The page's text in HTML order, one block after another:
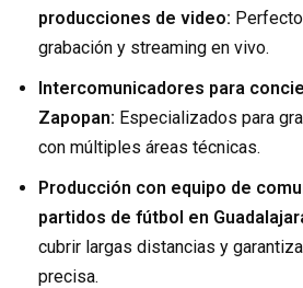
producciones de video:
grabación y streaming en vivo.
Intercomunicadores para
Zapopan: Especializados para
con múltiples áreas técnicas.
Producción con equipo de
partidos de fútbol en
cubrir largas distancias y
precisa.